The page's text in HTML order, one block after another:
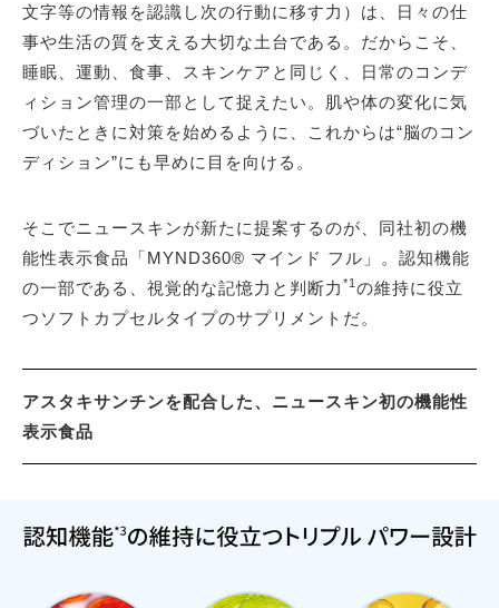
文字等の情報を認識し次の行動に移す力）は、日々の仕
事や生活の質を支える大切な土台である。だからこそ、
睡眠、運動、食事、スキンケアと同じく、日常のコンデ
ィション管理の一部として捉えたい。肌や体の変化に気
づいたときに対策を始めるように、これからは“脳のコン
ディション”にも早めに目を向ける。
そこでニュースキンが新たに提案するのが、同社初の機
能性表示食品「MYND360® マインド フル」。認知機能
の一部である、視覚的な記憶力と判断力 *1 の維持に役立
つソフトカプセルタイプのサプリメントだ。
アスタキサンチンを配合した、ニュースキン初の機能性
表示食品